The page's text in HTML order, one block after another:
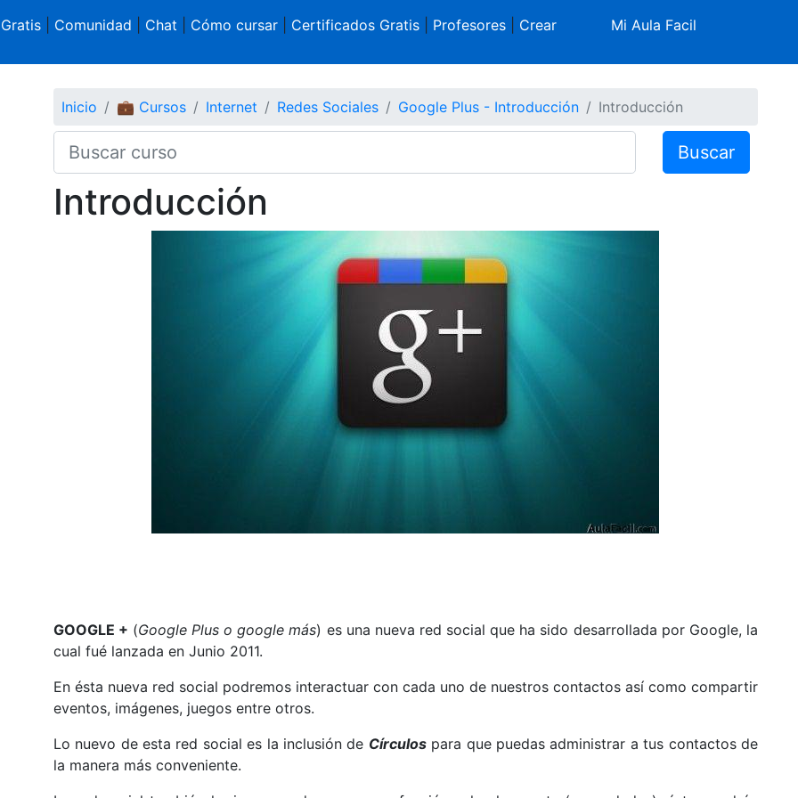
Comunidad Chat Cómo cursar| Certificados Gratis| Profesores| Crear Mi Aula Facil
Inicio 💼 Cursos Internet Redes Sociales Google Plus - Introducción Introducción
Buscar
Introducción
GOOGLE + (Google Plus o google más) es una nueva red social que ha sido desarrollada por Google, la
cual fué lanzada en Junio 2011.
En ésta nueva red social podremos interactuar con cada uno de nuestros contactos así como compartir
eventos, imágenes, juegos entre otros.
Lo nuevo de esta red social es la inclusión de Círculospara que puedas administrar a tus contactos de
la manera más conveniente.